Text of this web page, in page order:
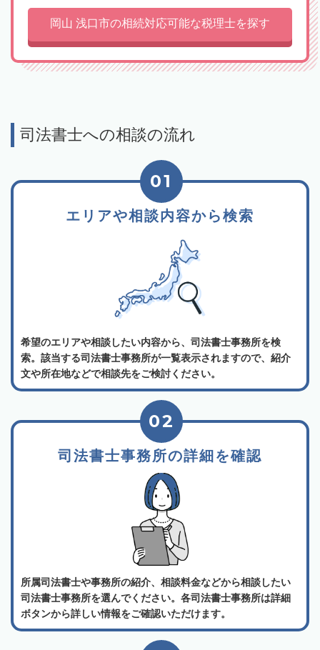
岡山 浅口市の相続対応可能な税理士を探す
司法書士への相談の流れ
エリアや相談内容から検索
01
希望のエリアや相談したい内容から、司法書士事務所を検
索。該当する司法書士事務所が一覧表示されますので、紹介
文や所在地などで相談先をご検討ください。
司法書士事務所の詳細を確認
02
所属司法書士や事務所の紹介、相談料金などから相談したい
司法書士事務所を選んでください。各司法書士事務所は詳細
ボタンから詳しい情報をご確認いただけます。